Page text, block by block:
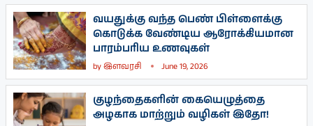
வயதுக்கு வந்த பெண் பிள்ளைக்கு
கொடுக்க வேண்டிய ஆரோக்கியமான
பாரம்பரிய உணவுகள்
byஇளவரசி June 19, 2026
குழந்தைகளின் கையெழுத்தை
அழகாக மாற்றும் வழிகள் இதோ!